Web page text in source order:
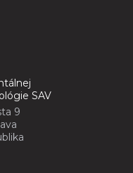
SAV
9